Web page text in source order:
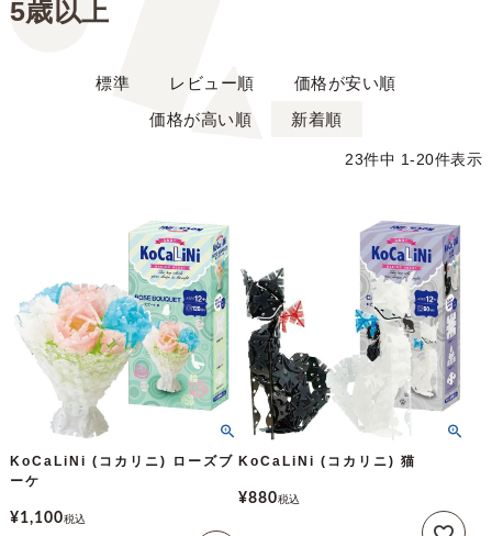
5歳以上
標準 レビュー順
価格が安い順
価格が高い順
新着順
23件中 1-20件表示
KoCaLiNi (コカリニ) ローズブ
ーケ
¥1,100税込
KoCaLiNi (コカリニ) 猫
¥880税込